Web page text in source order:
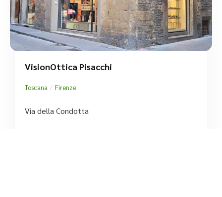
VisionOttica Pisacchi
Toscana / Firenze
Via della Condotta